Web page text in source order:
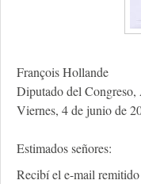
François Hollande
Diputado del
Viernes, 4 de junio de
Estimados señores:
Recibí el e-mail